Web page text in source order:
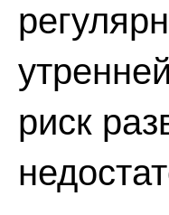
риск